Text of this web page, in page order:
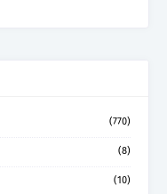
(770)
(8)
(10)